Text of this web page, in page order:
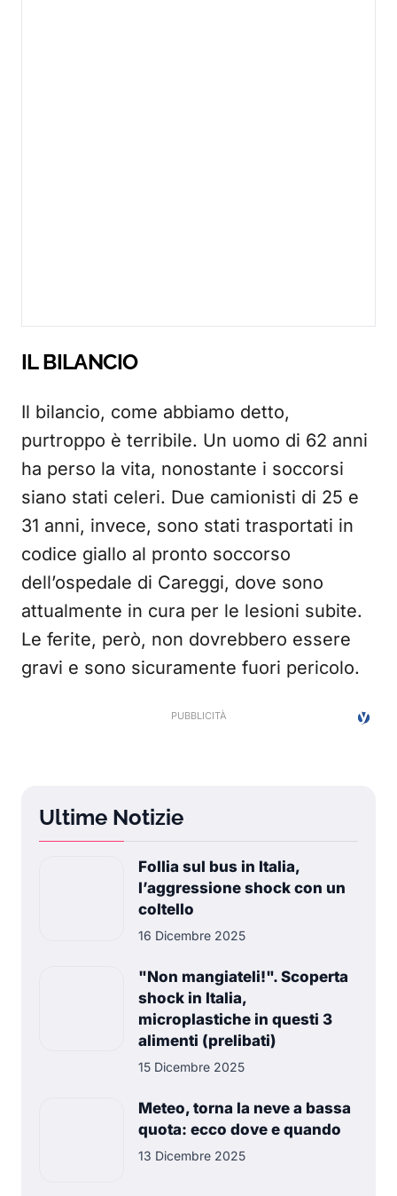
IL BILANCIO
Il bilancio, come abbiamo detto,
purtroppo è terribile. Un uomo di 62 anni
ha perso la vita, nonostante i soccorsi
siano stati celeri. Due camionisti di 25 e
31 anni, invece, sono stati trasportati in
codice giallo al pronto soccorso
dell’ospedale di Careggi, dove sono
attualmente in cura per le lesioni subite.
Le ferite, però, non dovrebbero essere
gravi e sono sicuramente fuori pericolo.
Ultime Notizie
Follia sul bus in Italia,
l’aggressione shock con un
coltello
16 Dicembre 2025
"Non mangiateli!". Scoperta
shock in Italia,
microplastiche in questi 3
alimenti (prelibati)
15 Dicembre 2025
Meteo, torna la neve a bassa
quota: ecco dove e quando
13 Dicembre 2025